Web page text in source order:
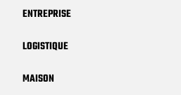
ENTREPRISE
LOGISTIQUE
MAISON